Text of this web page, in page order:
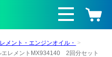
メント・エンジンオイル・
エレメントMX934140 2回分セット